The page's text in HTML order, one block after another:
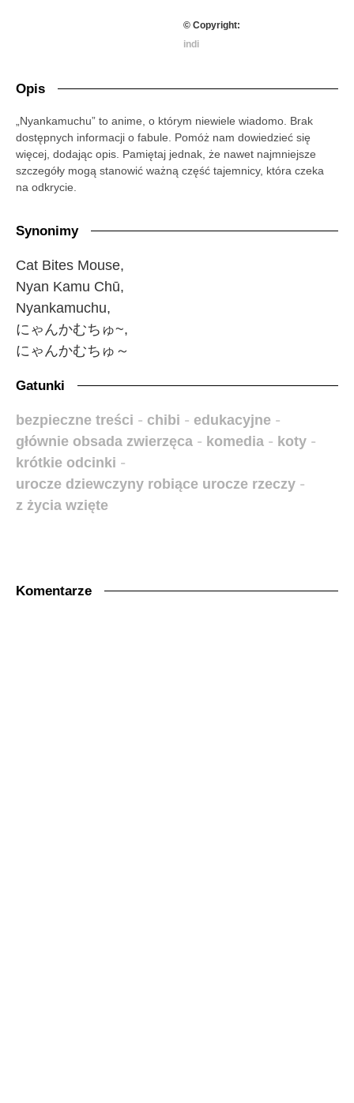
© Copyright:
indi
Opis
„Nyankamuchu” to anime, o którym niewiele wiadomo. Brak
dostępnych informacji o fabule. Pomóż nam dowiedzieć się
więcej, dodając opis. Pamiętaj jednak, że nawet najmniejsze
szczegóły mogą stanowić ważną część tajemnicy, która czeka
na odkrycie.
Synonimy
Cat Bites Mouse,
Nyan Kamu Chū,
Nyankamuchu,
にゃんかむちゅ~,
にゃんかむちゅ～
Gatunki
bezpieczne treści - chibi - edukacyjne -
głównie obsada zwierzęca - komedia - koty -
krótkie odcinki -
urocze dziewczyny robiące urocze rzeczy -
z życia wzięte
Komentarze